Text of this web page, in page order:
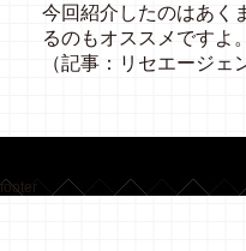
今回紹介したのはあく
るのもオススメですよ。
（記事：リセエージェ
footer